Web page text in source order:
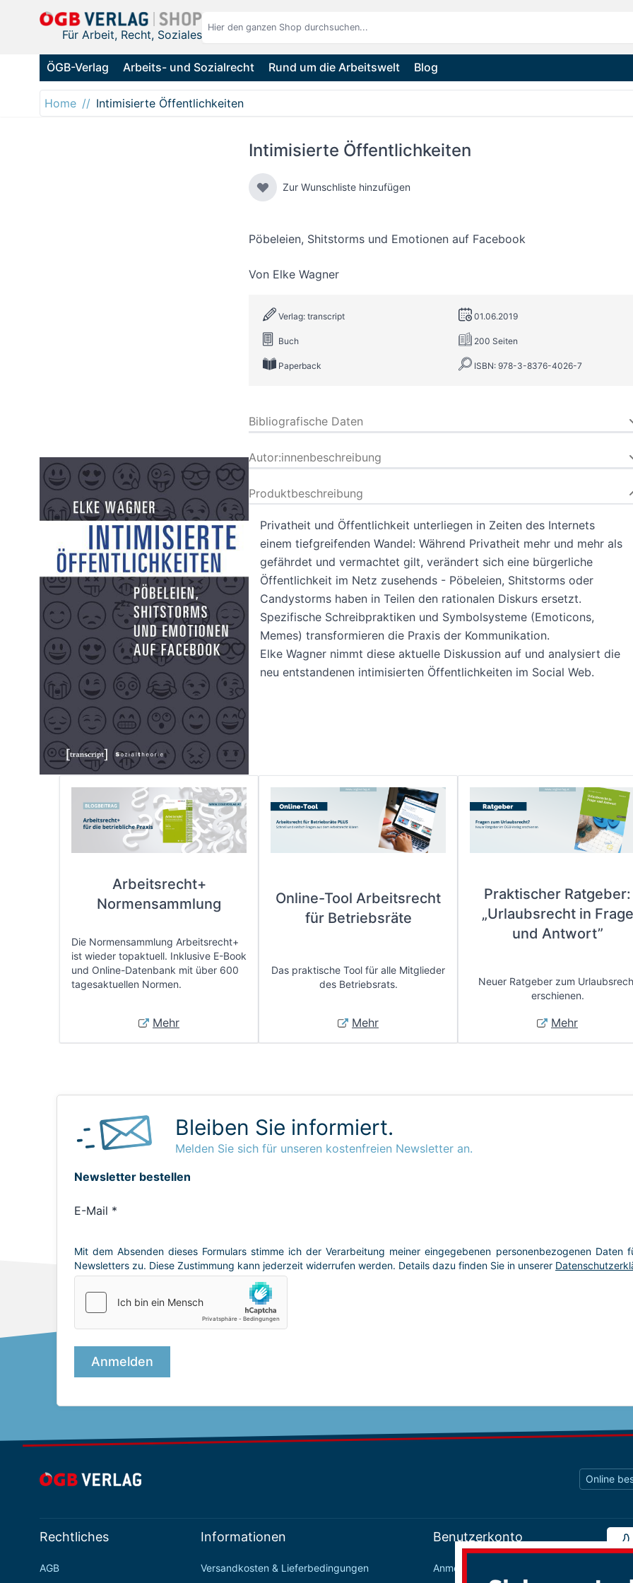
Direkt zum Inhalt
Für Arbeit, Recht, Soziales
ÖGB-Verlag Arbeits- und Sozialrecht Rund um die Arbeitswelt Blog
Home Intimisierte Öffentlichkeiten
Intimisierte Öffentlichkeiten
Zur Wunschliste hinzufügen
Pöbeleien, Shitstorms und Emotionen auf Facebook
Von Elke Wagner
Verlag: transcript 01.06.2019
Buch 200 Seiten
Paperback ISBN: 978-3-8376-4026-7
Bibliografische Daten
Autor:innenbeschreibung
Produktbeschreibung
Privatheit und Öffentlichkeit unterliegen in Zeiten des Internets
einem tiefgreifenden Wandel: Während Privatheit mehr und mehr als
gefährdet und vermachtet gilt, verändert sich eine bürgerliche
Öffentlichkeit im Netz zusehends - Pöbeleien, Shitstorms oder
Candystorms haben in Teilen den rationalen Diskurs ersetzt.
Spezifische Schreibpraktiken und Symbolsysteme (Emoticons,
Memes) transformieren die Praxis der Kommunikation.
Elke Wagner nimmt diese aktuelle Diskussion auf und analysiert die
neu entstandenen intimisierten Öffentlichkeiten im Social Web.
Arbeitsrecht+
Normensammlung
Die Normensammlung Arbeitsrecht+
ist wieder topaktuell. Inklusive E-Book
und Online-Datenbank mit über 600
tagesaktuellen Normen.
Mehr
Online-Tool Arbeitsrecht
für Betriebsräte
Das praktische Tool für alle Mitglieder
des Betriebsrats.
Mehr
Praktischer Ratgeber:
„Urlaubsrecht in Frage
und Antwort”
Neuer Ratgeber zum
erschienen.
Mehr
Bleiben Sie informiert.
Melden Sie sich für unseren kostenfreien Newsletter an.
Online
Rechtliches
AGB
Informationen
Versandkosten & Lieferbedingungen
Benutzerkonto
Anmelden / Registrieren